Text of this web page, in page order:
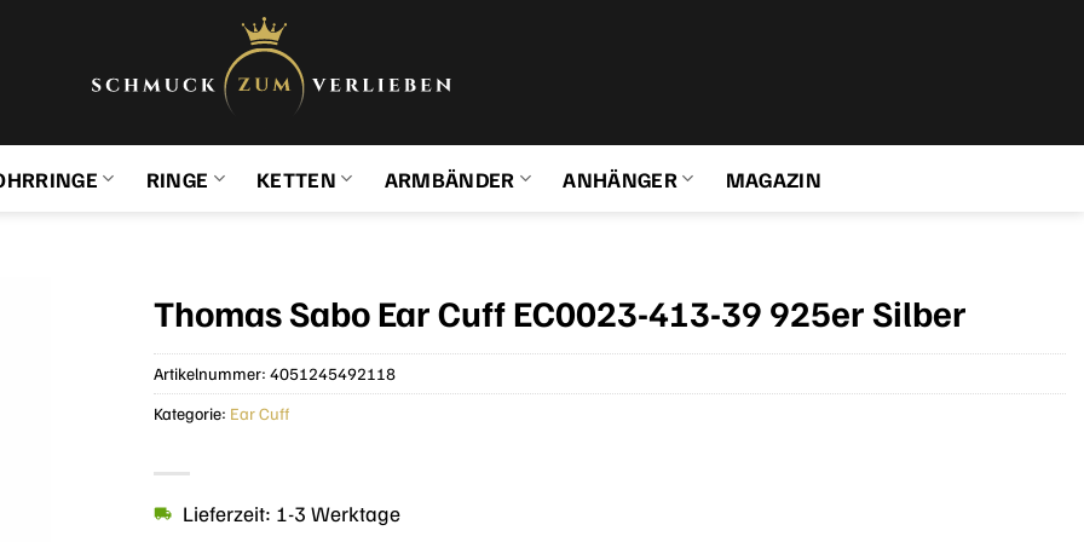
RINGE KETTEN ARMBÄNDER ANHÄNGER MAGAZIN
Thomas Sabo Ear Cuff EC0023-413-39 925er Silber
Lieferzeit: 1-3 Werktage
Artikelnummer: 4051245492118
Kategorie: Ear Cuff